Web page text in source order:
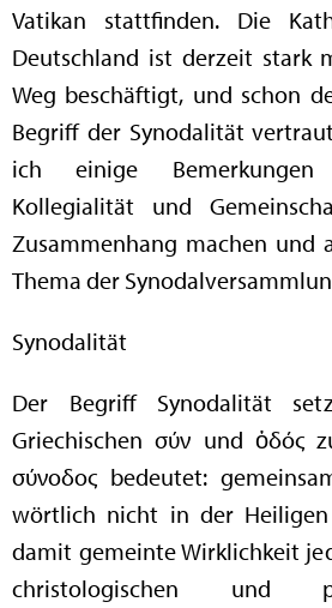
Vatikan stattfinden. Die
Deutschland ist derzeit stark
Weg beschäftigt, und schon
Begriff der Synodalität
ich einige
Kollegialität und
Zusammenhang machen und
Thema der
Synodalität
Der Begriff Synodalität
Griechischen σύν und ὁδός
σύνοδος bedeutet:
wörtlich nicht in der
damit gemeinte Wirklichkeit
christologischen und